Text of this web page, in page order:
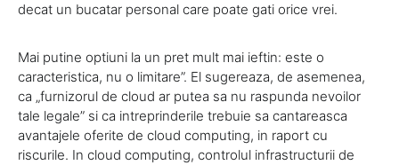
decat un bucatar personal care poate gati orice vrei.
Mai putine optiuni la un pret mult mai ieftin: este o
caracteristica, nu o limitare”. El sugereaza, de asemenea,
ca „furnizorul de cloud ar putea sa nu raspunda nevoilor
tale legale” si ca intreprinderile trebuie sa cantareasca
avantajele oferite de cloud computing, in raport cu
riscurile. In cloud computing, controlul infrastructurii de